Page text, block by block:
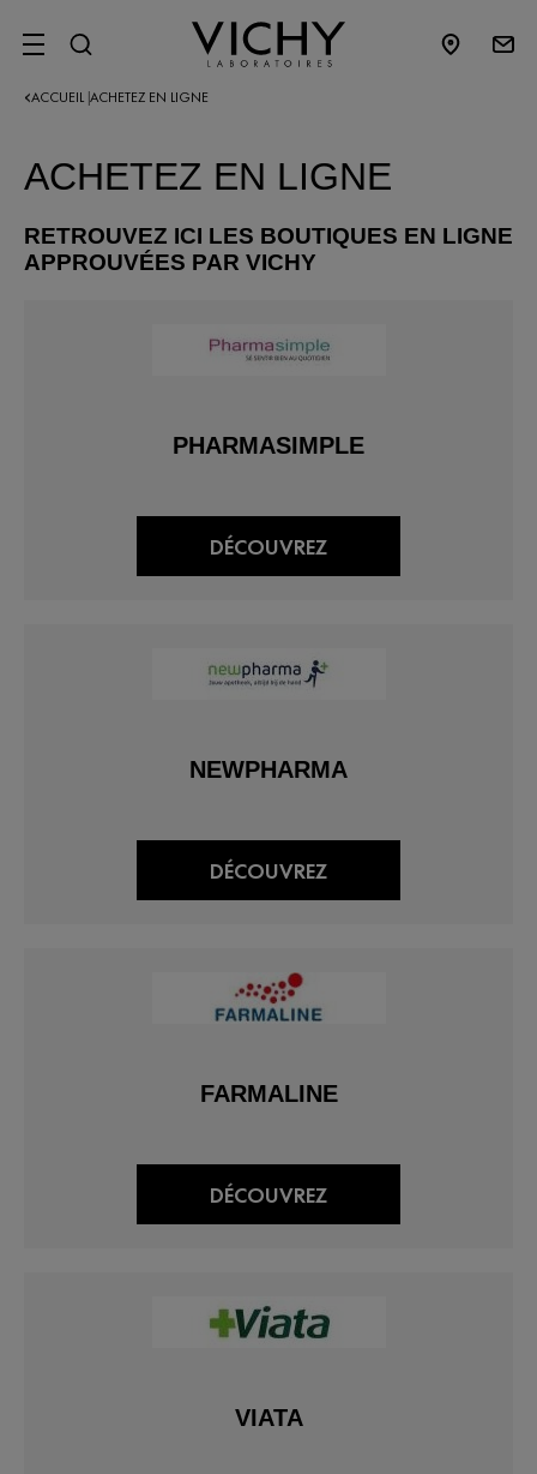
SITE MENU
ACCUEIL ACHETEZ EN LIGNE
ACHETEZ EN LIGNE
RETROUVEZ ICI LES BOUTIQUES EN LIGNE
APPROUVÉES PAR VICHY
PHARMASIMPLE
DÉCOUVREZ
NEWPHARMA
DÉCOUVREZ
FARMALINE
DÉCOUVREZ
VIATA